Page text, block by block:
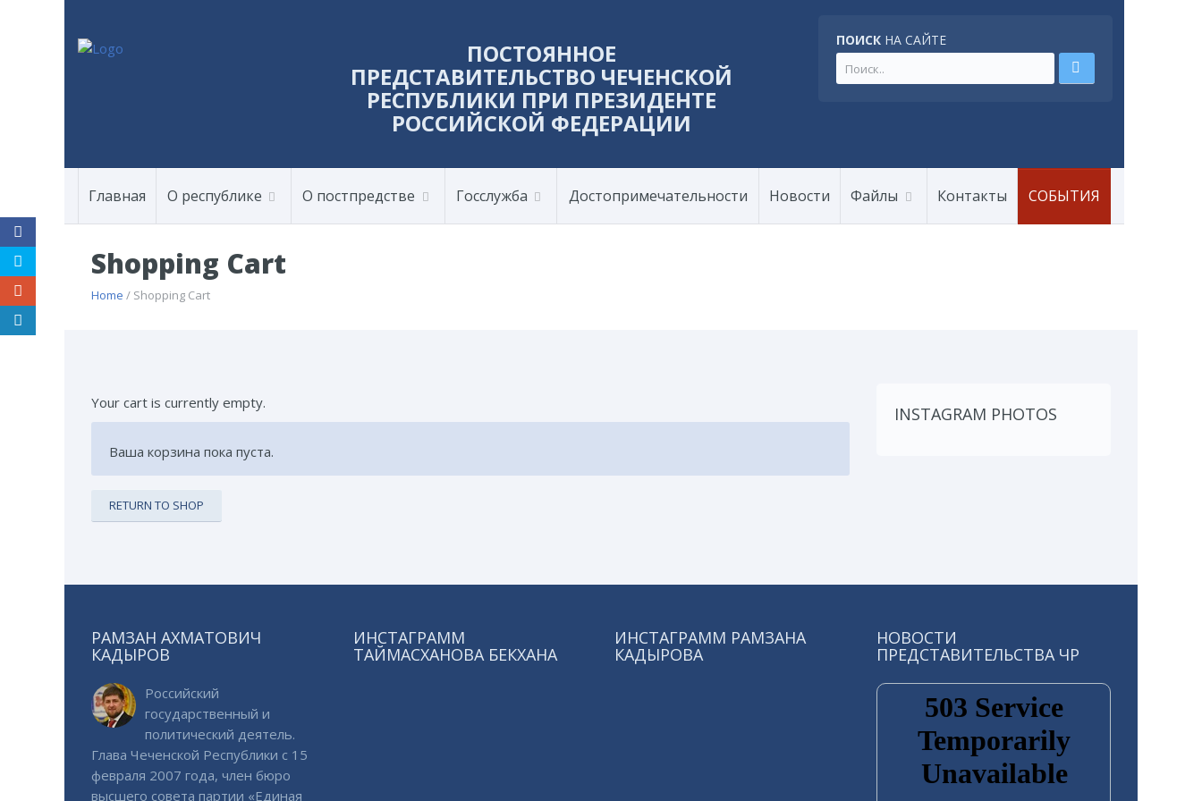
ПОСТОЯННОЕ
ПРЕДСТАВИТЕЛЬСТВО ЧЕЧЕНСКОЙ
РЕСПУБЛИКИ ПРИ ПРЕЗИДЕНТЕ
РОССИЙСКОЙ ФЕДЕРАЦИИ
ПОИСКНА САЙТЕ
Главная О республике О постпредстве Госслужба Достопримечательности Новости Файлы Контакты СОБЫТИЯ
Shopping Cart
Home / Shopping Cart
Your cart is currently empty.
Ваша корзина пока пуста.
RETURN TO SHOP
INSTAGRAM PHOTOS
РАМЗАН АХМАТОВИЧ
КАДЫРОВ
Российский
государственный и
политический деятель.
Глава Чеченской Республики с 15
февраля 2007 года, член бюро
высшего совета партии «Единая
ИНСТАГРАММ
ТАЙМАСХАНОВА БЕКХАНА
ИНСТАГРАММ РАМЗАНА
КАДЫРОВА
НОВОСТИ
ПРЕДСТАВИТЕЛЬСТВА ЧР